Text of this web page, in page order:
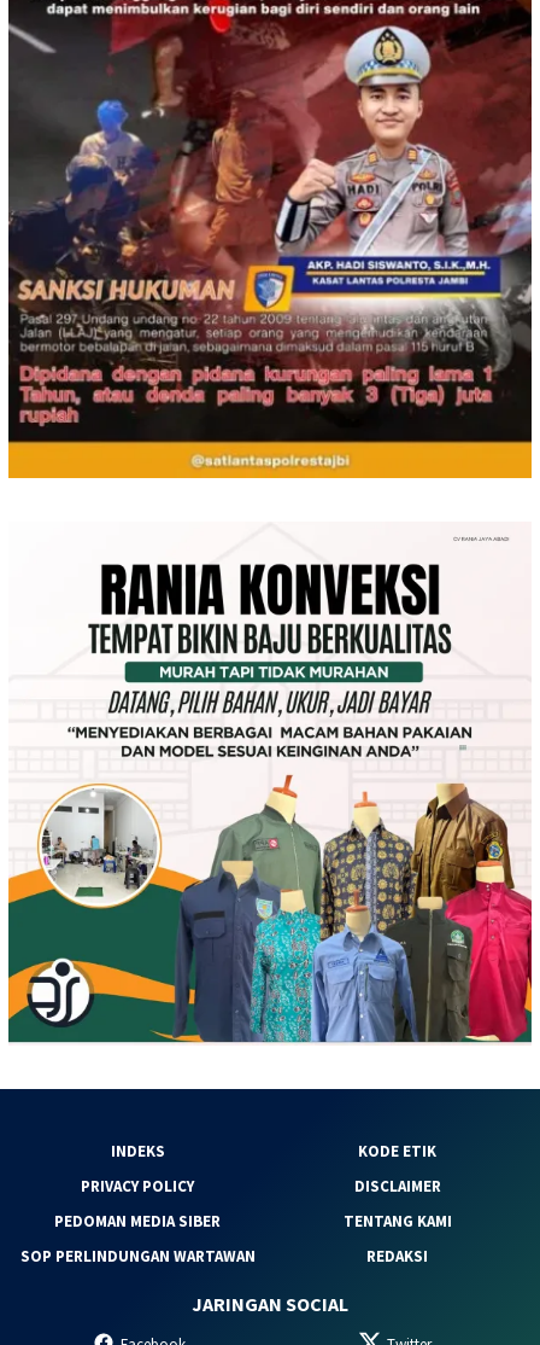
INDEKS
KODE ETIK
PRIVACY POLICY
DISCLAIMER
PEDOMAN MEDIA SIBER
TENTANG KAMI
SOP PERLINDUNGAN WARTAWAN
REDAKSI
JARINGAN SOCIAL